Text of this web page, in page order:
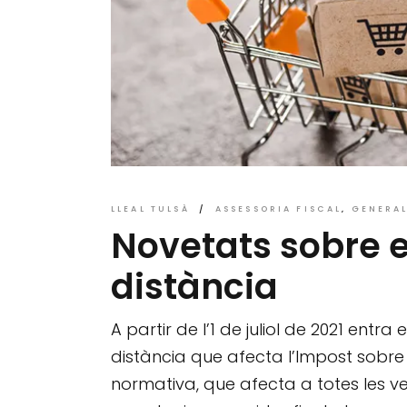
LLEAL TULSÀ ASSESSORIA FISCAL
Novetats sobre
distància
A partir de l’1 de juliol de 2021
distància que afecta l’Impost sobre
normativa, que afecta a totes les